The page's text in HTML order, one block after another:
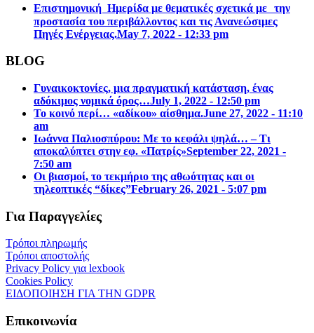
Επιστημονική Ημερίδα με θεματικές σχετικά με την
προστασία του περιβάλλοντος και τις Ανανεώσιμες
Πηγές Ενέργειας.May 7, 2022 - 12:33 pm
BLOG
Γυναικοκτονίες, μια πραγματική κατάσταση, ένας
αδόκιμος νομικά όρος…July 1, 2022 - 12:50 pm
Το κοινό περί… «αδίκου» αίσθημα.June 27, 2022 - 11:10
am
Ιωάννα Παλιοσπύρου: Με το κεφάλι ψηλά… – Τι
αποκαλύπτει στην εφ. «Πατρίς»September 22, 2021 -
7:50 am
Οι βιασμοί, το τεκμήριο της αθωότητας και οι
τηλεοπτικές “δίκες”February 26, 2021 - 5:07 pm
Για Παραγγελίες
Τρόποι πληρωμής
Τρόποι αποστολής
Privacy Policy για lexbook
Cookies Policy
ΕΙΔΟΠΟΙΗΣΗ ΓΙΑ ΤΗΝ GDPR
Επικοινωνία